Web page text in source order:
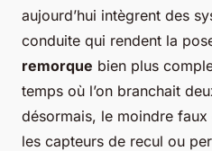
aujourd’hui intègrent des
conduite qui rendent la
remorque bien plus
temps où l’on branchait
désormais, le moindre
les capteurs de recul ou